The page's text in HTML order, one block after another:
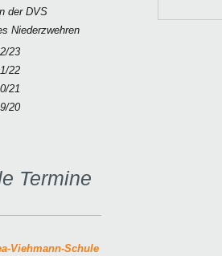
der DVS
Niederzwehren
23
22
21
20
Termine
Viehmann-Schule